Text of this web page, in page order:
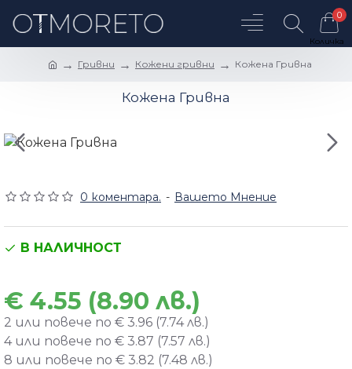
0
Гривни Кожени гривни Кожена Гривна
Кожена Гривна
0 коментара. - Вашето Мнение
€ 4.55 (8.90 лв.)
2 или повече по € 3.96 (7.74 лв.)
4 или повече по € 3.87 (7.57 лв.)
8 или повече по € 3.82 (7.48 лв.)
В НАЛИЧНОСТ